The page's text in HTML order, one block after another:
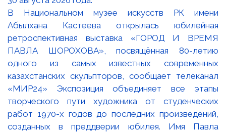
В Национальном музее искусств РК имени
Абылхана Кастеева открылась юбилейная
ретроспективная выставка «ГОРОД И ВРЕМЯ
ПАВЛА ШОРОХОВА», посвящённая 80-летию
одного из самых известных современных
казахстанских скульпторов, сообщает телеканал
«МИР24» Экспозиция объединяет все этапы
творческого пути художника от студенческих
работ 1970-х годов до последних произведений,
созданных в преддверии юбилея. Имя Павла